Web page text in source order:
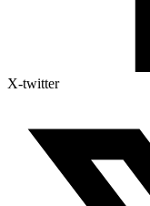
X-twitter